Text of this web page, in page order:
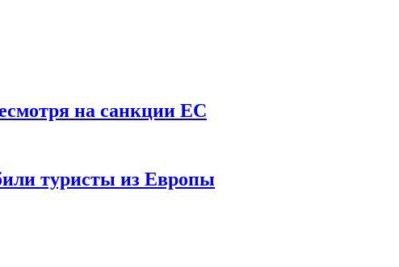
на санкции ЕС
туристы из Европы